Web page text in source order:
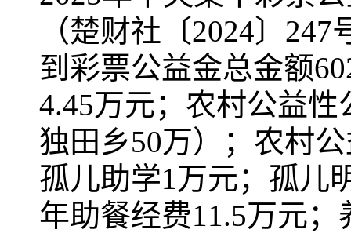
（楚财社〔2024〕
到彩票公益金总金额
4.45万元；农村公益
独田乡50万）；农村
孤儿助学1万元；孤儿
年助餐经费11.5万元